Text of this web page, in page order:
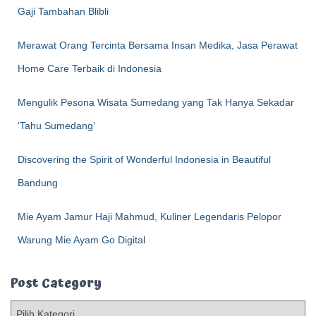
Gaji Tambahan Blibli
Merawat Orang Tercinta Bersama Insan Medika, Jasa Perawat
Home Care Terbaik di Indonesia
Mengulik Pesona Wisata Sumedang yang Tak Hanya Sekadar
‘Tahu Sumedang’
Discovering the Spirit of Wonderful Indonesia in Beautiful
Bandung
Mie Ayam Jamur Haji Mahmud, Kuliner Legendaris Pelopor
Warung Mie Ayam Go Digital
Post Category